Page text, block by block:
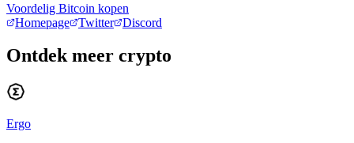
Voordelig Bitcoin kopen
Homepage
Twitter Discord
Ontdek meer crypto
Ergo